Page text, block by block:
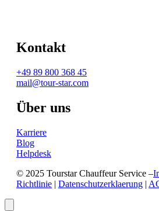
Kontakt
+49 89 800 368 45
mail@tour-star.com
Über uns
Karriere
Blog
Helpdesk
© 2025 Tourstar Chauffeur Service –
Richtlinie | Datenschutzerklaerung |